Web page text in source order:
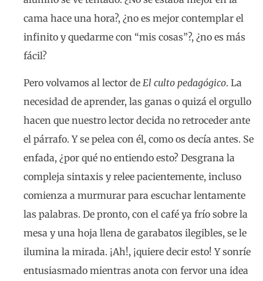
cama hace una hora?, ¿no es mejor contemplar el
infinito y quedarme con “mis cosas”?, ¿no es más
fácil?
Pero volvamos al lector de El culto pedagógico. La
necesidad de aprender, las ganas o quizá el orgullo
hacen que nuestro lector decida no retroceder ante
el párrafo. Y se pelea con él, como os decía antes. Se
enfada, ¿por qué no entiendo esto? Desgrana la
compleja sintaxis y relee pacientemente, incluso
comienza a murmurar para escuchar lentamente
las palabras. De pronto, con el café ya frío sobre la
mesa y una hoja llena de garabatos ilegibles, se le
ilumina la mirada. ¡Ah!, ¡quiere decir esto! Y sonríe
entusiasmado mientras anota con fervor una idea